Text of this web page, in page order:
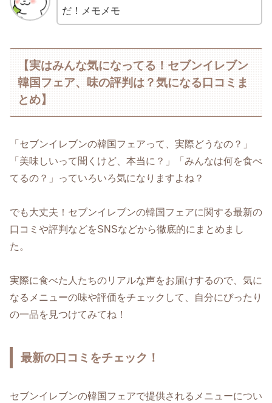
だ！メモメモ
【実はみんな気になってる！セブンイレブン
韓国フェア、味の評判は？気になる口コミま
とめ】
「セブンイレブンの韓国フェアって、実際どうなの？」
「美味しいって聞くけど、本当に？」「みんなは何を食べ
てるの？」っていろいろ気になりますよね？
でも大丈夫！セブンイレブンの韓国フェアに関する最新の
口コミや評判などをSNSなどから徹底的にまとめまし
た。
実際に食べた人たちのリアルな声をお届けするので、気に
なるメニューの味や評価をチェックして、自分にぴったり
の一品を見つけてみてね！
最新の口コミをチェック！
セブンイレブンの韓国フェアで提供されるメニューについ